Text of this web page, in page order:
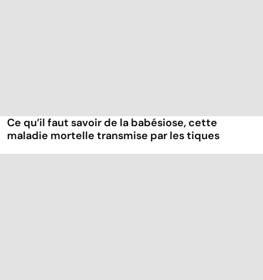
Ce qu’il faut savoir de la babésiose, cette
maladie mortelle transmise par les tiques